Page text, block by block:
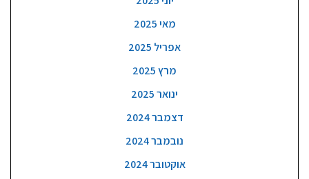
מאי 2025
אפריל 2025
מרץ 2025
ינואר 2025
דצמבר 2024
נובמבר 2024
אוקטובר 2024